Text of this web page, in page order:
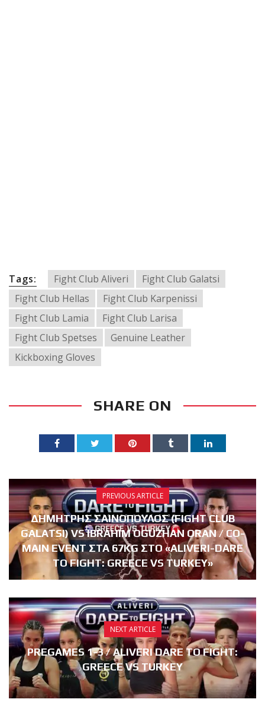
Tags: Fight Club Aliveri
Fight Club Galatsi
Fight Club Hellas
Fight Club Karpenissi
Fight Club Lamia
Fight Club Larisa
Fight Club Spetses
Genuine Leather
Kickboxing Gloves
SHARE ON
PREVIOUS ARTICLE
ΔΗΜΗΤΡΗΣ ΣΑΙΝΟΠΟΥΛΟΣ (FIGHT CLUB
GALATSI) VS IBRAHIM OGUZHAN ORAN / CO-
MAIN EVENT ΣΤΑ 67KG ΣΤΟ «ALIVERI-DARE
TO FIGHT: GREECE VS TURKEY»
NEXT ARTICLE
PREGAMES 1-3 / ALIVERI DARE TO FIGHT:
GREECE VS TURKEY